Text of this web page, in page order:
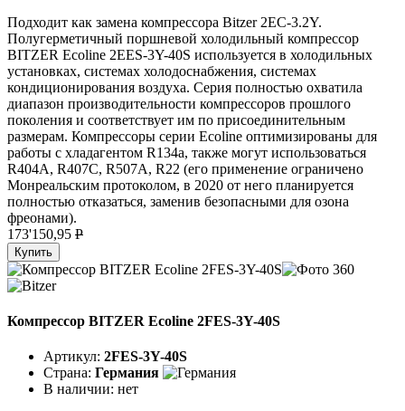
Подходит как замена компрессора Bitzer 2EC-3.2Y.
Полугерметичный поршневой холодильный компрессор
BITZER Ecoline 2EES-3Y-40S используется в холодильных
установках, системах холодоснабжения, системах
кондиционирования воздуха. Серия полностью охватила
диапазон производительности компрессоров прошлого
поколения и соответствует им по присоединительным
размерам. Компрессоры серии Ecoline оптимизированы для
работы с хладагентом R134a, также могут использоваться
R404A, R407C, R507A, R22 (его применение ограничено
Монреальским протоколом, в 2020 от него планируется
полностью отказаться, заменив безопасными для озона
фреонами).
173'150,95 P
Купить
Компрессор BITZER Ecoline 2FES-3Y-40S
Артикул: 2FES-3Y-40S
Страна: Германия
В наличии: нет